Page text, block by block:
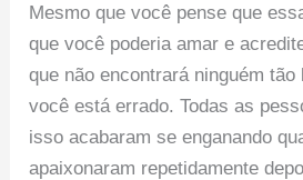
Mesmo que você pense que
que você poderia amar e
que não encontrará ninguém tão
você está errado. Todas as
isso acabaram se enganando
apaixonaram repetidamente